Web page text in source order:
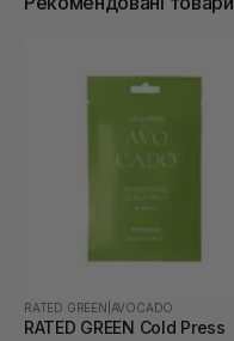
RATED GREEN AVOCADO
RATED GREEN Cold Press